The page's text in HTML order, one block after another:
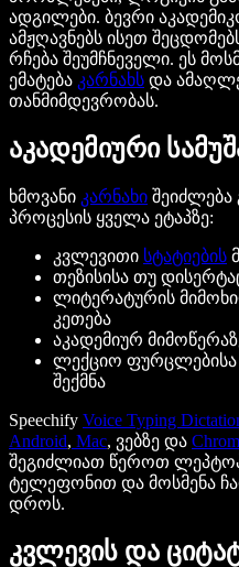
ადგილები. ბევრი
ამჟღავნებს ისეთ
რჩება შეუმჩნეველი. ეს
ემატება კარნახს და
თანმიმდევრობას.
აკადემიური
ხმოვანი კარნახი შეიძლება
პროცესის ყველა ეტაპზე:
კვლევითი სტატიების
თეზისისა თუ
ლიტერატურის
კეთება
აკადემიურ
ლექციო ფურცლებისა
შექმნა
Speechify Voice Typing
Android, Mac, ვებზე და
შეგიძლიათ წეროთ
ტელეფონით და მოსმენა
დროს.
კვლევის და